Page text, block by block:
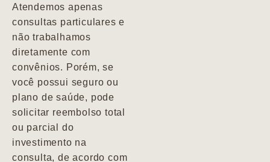
Atendemos apenas
consultas particulares e
não trabalhamos
diretamente com
convênios. Porém, se
você possui seguro ou
plano de saúde, pode
solicitar reembolso total
ou parcial do
investimento na
consulta, de acordo com